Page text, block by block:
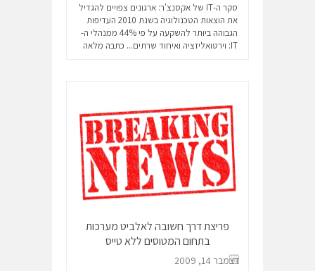
סקר ה-IT של אקסנצ'ר: ארגונים צפויים להגדיל
את הוצאות הטכנולוגיה בשנת 2010 העדיפות
הגבוהה ביותר להשקעה על פי 44% ממנהלי ה-
IT: וירטואליזציה ואיחוד שרתים...
כתבה מלאה
פריצת דרך חשובה לאלביט מערכות
בתחום המטוסים ללא טייס
דצמבר 14, 2009